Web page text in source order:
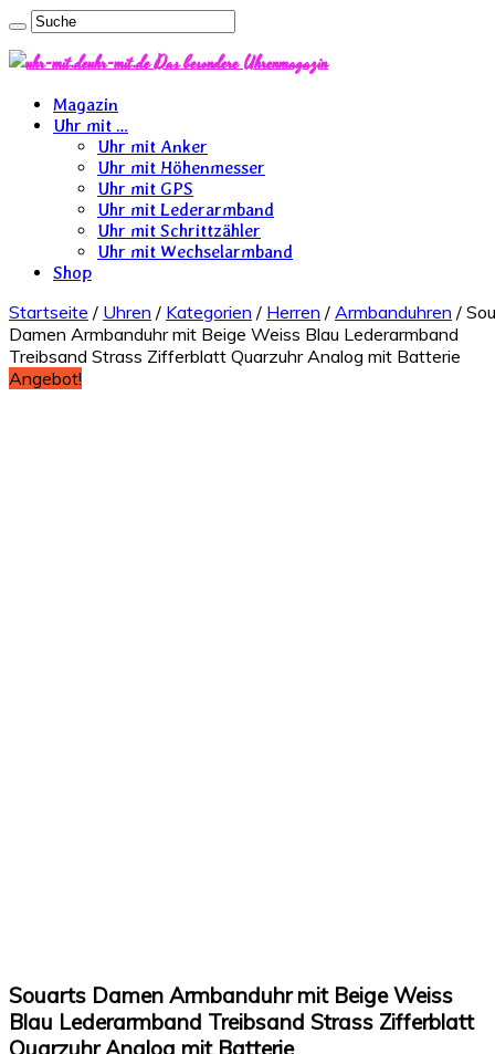
uhr-mit.de Das besondere Uhrenmagazin
Magazin
Uhr mit …
Uhr mit Anker
Uhr mit Höhenmesser
Uhr mit GPS
Uhr mit Lederarmband
Uhr mit Schrittzähler
Uhr mit Wechselarmband
Shop
Startseite / Uhren / Kategorien / Herren / Armbanduhren /
Damen Armbanduhr mit Beige Weiss Blau Lederarmband
Treibsand Strass Zifferblatt Quarzuhr Analog mit Batterie
Angebot!
Souarts Damen Armbanduhr mit Beige Weiss
Blau Lederarmband Treibsand Strass Zifferblatt
Quarzuhr Analog mit Batterie